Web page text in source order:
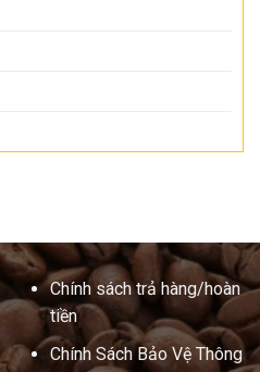
Chính sách trả hàng/hoàn
tiền
Chính Sách Bảo Vệ Thông